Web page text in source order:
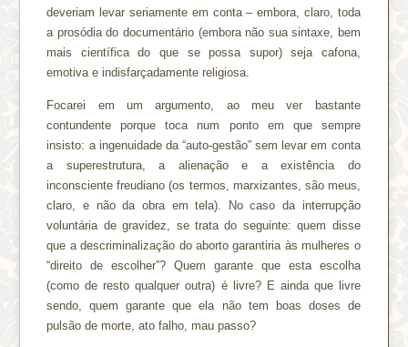
deveriam levar seriamente em conta – embora, claro, toda
a prosódia do documentário (embora não sua sintaxe, bem
mais científica do que se possa supor) seja cafona,
emotiva e indisfarçadamente religiosa.
Focarei em um argumento, ao meu ver bastante
contundente porque toca num ponto em que sempre
insisto: a ingenuidade da “auto-gestão” sem levar em conta
a superestrutura, a alienação e a existência do
inconsciente freudiano (os termos, marxizantes, são meus,
claro, e não da obra em tela). No caso da interrupção
voluntária de gravidez, se trata do seguinte: quem disse
que a descriminalização do aborto garantiria às mulheres o
“direito de escolher”? Quem garante que esta escolha
(como de resto qualquer outra) é livre? E ainda que livre
sendo, quem garante que ela não tem boas doses de
pulsão de morte, ato falho, mau passo?